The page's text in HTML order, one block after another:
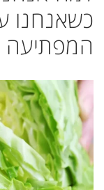
כשאנחנו
המפתיעה